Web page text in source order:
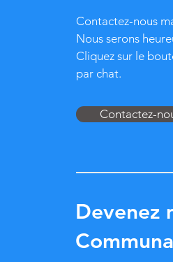
Contactez-nous
Nous serons
Cliquez sur le
par chat.
Contactez-
Devenez